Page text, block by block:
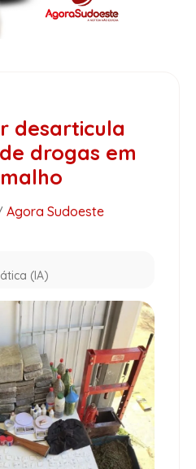
desarticula
drogas em
Agora Sudoeste
(IA)